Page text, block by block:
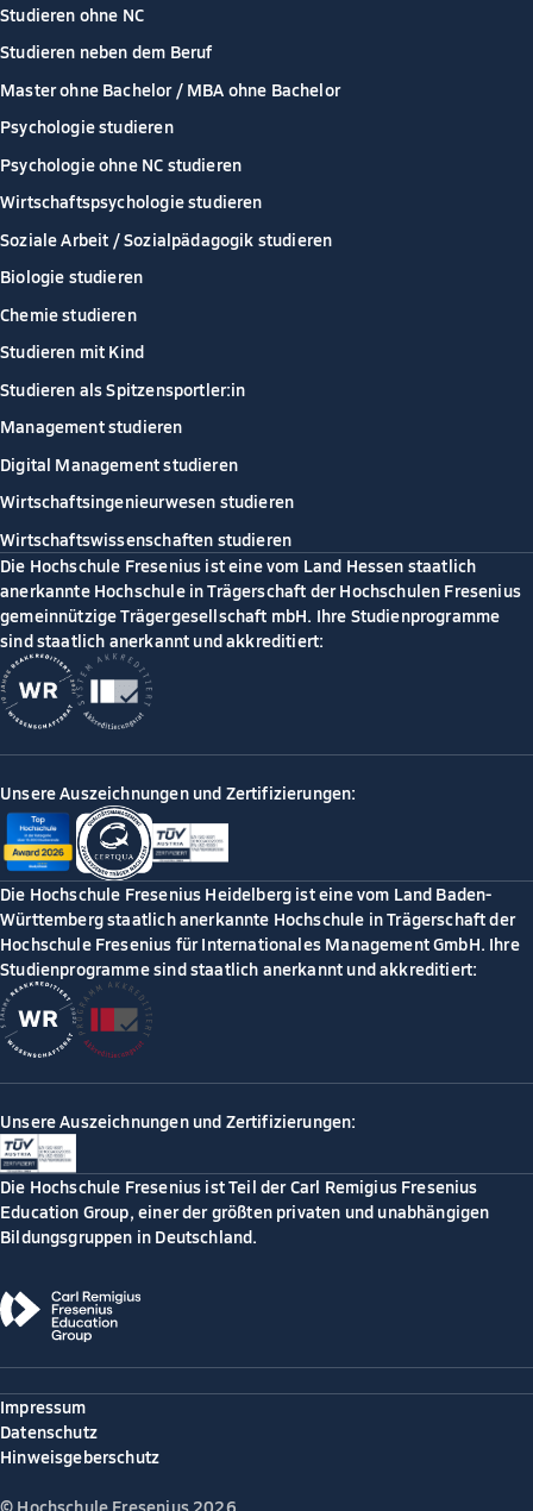
Studieren ohne NC
Studieren neben dem Beruf
Master ohne Bachelor / MBA ohne Bachelor
Psychologie studieren
Psychologie ohne NC studieren
Wirtschaftspsychologie studieren
Soziale Arbeit / Sozialpädagogik studieren
Biologie studieren
Chemie studieren
Studieren mit Kind
Studieren als Spitzensportler:in
Management studieren
Digital Management studieren
Wirtschaftsingenieurwesen studieren
Wirtschaftswissenschaften studieren
Die Hochschule Fresenius ist eine vom Land Hessen staatlich
anerkannte Hochschule in Trägerschaft der Hochschulen Fresenius
gemeinnützige Trägergesellschaft mbH. Ihre Studienprogramme
sind staatlich anerkannt und akkreditiert:
Unsere Auszeichnungen und Zertifizierungen:
Die Hochschule Fresenius Heidelberg ist eine vom Land Baden-
Württemberg staatlich anerkannte Hochschule in Trägerschaft der
Hochschule Fresenius für Internationales Management GmbH. Ihre
Studienprogramme sind staatlich anerkannt und akkreditiert:
Unsere Auszeichnungen und Zertifizierungen:
Die Hochschule Fresenius ist Teil der Carl Remigius Fresenius
Education Group, einer der größten privaten und unabhängigen
Bildungsgruppen in Deutschland.
Impressum
Datenschutz
Hinweisgeberschutz